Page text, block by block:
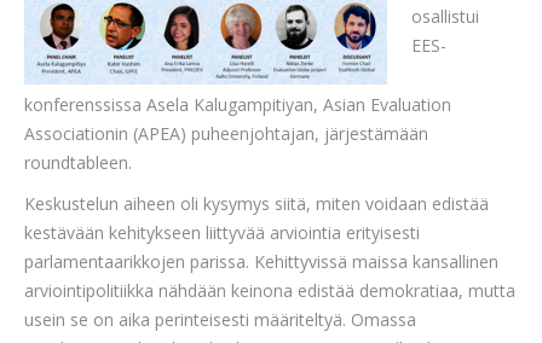
osallistui
EES-
konferenssissa Asela Kalugampitiyan, Asian Evaluation
Associationin (APEA) puheenjohtajan, järjestämään
roundtableen.
Keskustelun aiheen oli kysymys siitä, miten voidaan edistää
kestävään kehitykseen liittyvää arviointia erityisesti
parlamentaarikkojen parissa. Kehittyvissä maissa kansallinen
arviointipolitiikka nähdään keinona edistää demokratiaa, mutta
usein se on aika perinteisesti määriteltyä. Omassa